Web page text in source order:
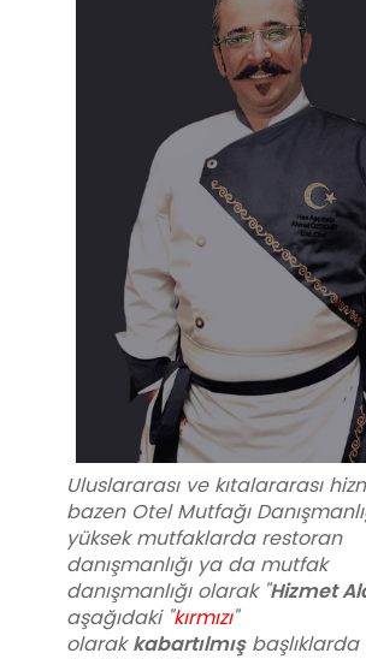
Uluslararası ve kıtalararası
bazen Otel Mutfağı
yüksek mutfaklarda restoran
danışmanlığı ya da mutfak
danışmanlığı olarak "Hizmet
aşağıdaki "kırmızı"
olarak kabartılmışbaşlıklarda